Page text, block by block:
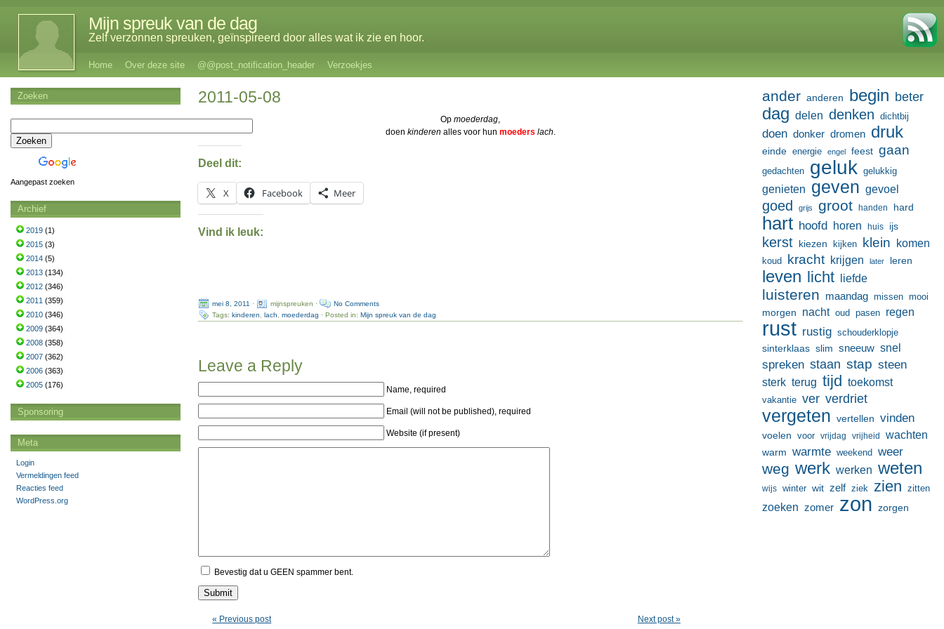
Mijn spreuk van de dag
Zelf verzonnen spreuken, geïnspireerd door alles wat ik zie en hoor.
Home Over deze site @@post_notification_header Verzoekjes
2011-05-08
Opmoederdag,
doen kinderen alles voor hun moeders lach.
Deel dit:
X Facebook Meer
Vind ik leuk:
mei 8, 2011 · mijnspreuken ·
No Comments
Tags:kinderen ,lach ,moederdag · Posted in:Mijn spreuk van de dag
Leave a Reply
Name, required
Email (will not be published), required
Website (if present)
Bevestig dat u GEEN spammer bent.
« Previous post Next post »
ander anderen begin beter
dag delen denken dichtbij
doen donker dromen druk
einde energie engel feest gaan
gedachten geluk gelukkig
genieten geven gevoel
goed grijs groot handen hard
hart hoofd horen huis ijs
kerst kiezen kijken klein komen
koud kracht krijgen later leren
leven licht liefde
luisteren maandag missen mooi
morgen nacht oud pasen regen
rust rustig schouderklopje
sinterklaas slim sneeuw snel
spreken staan stap steen
sterk terug tijd toekomst
vakantie ver verdriet
vergeten vertellen vinden
voelen voor vrijdag vrijheid wachten
warm warmte weekend weer
weg werk werken weten
wijs winter wit zelf ziek zien zitten
zoeken zomer zon zorgen
Zoeken
Aangepast zoeken
Archief
2019 (1)
2015 (3)
2014 (5)
2013 (134)
2012 (346)
2011 (359)
2010 (346)
2009 (364)
2008 (358)
2007 (362)
2006 (363)
2005 (176)
Sponsoring
Meta
Login
Vermeldingen feed
Reacties feed
WordPress.org